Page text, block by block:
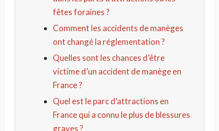
fêtes foraines ?
Comment les accidents de manèges
ont changé la réglementation ?
Quelles sont les chances d’être
victime d’un accident de manège en
France ?
Quel est le parc d’attractions en
France qui a connu le plus de blessures
graves ?